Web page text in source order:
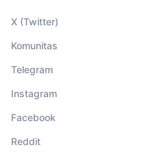
X (Twitter)
Komunitas
Telegram
Instagram
Facebook
Reddit